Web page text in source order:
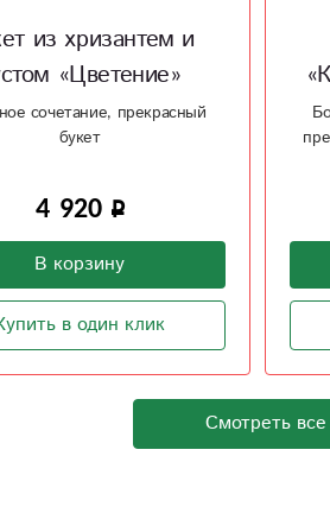
Букет из розы
королеве»
и белые розы - всегда
повод подарить букет!
38 440
В корзину
в один клик
Смотреть все